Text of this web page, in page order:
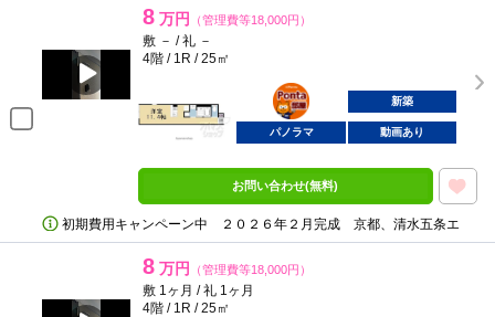
8 万円 （管理費等18,000円）
敷 － / 礼 －
4階 / 1R / 25㎡
ポンタ
部屋
新築
パノラマ 動画あり
お問い合わせ(無料)
初期費用キャンペーン中 ２０２６年２月完成 京都、清水五条エ
8 万円 （管理費等18,000円）
敷 1ヶ月 / 礼 1ヶ月
4階 / 1R / 25㎡